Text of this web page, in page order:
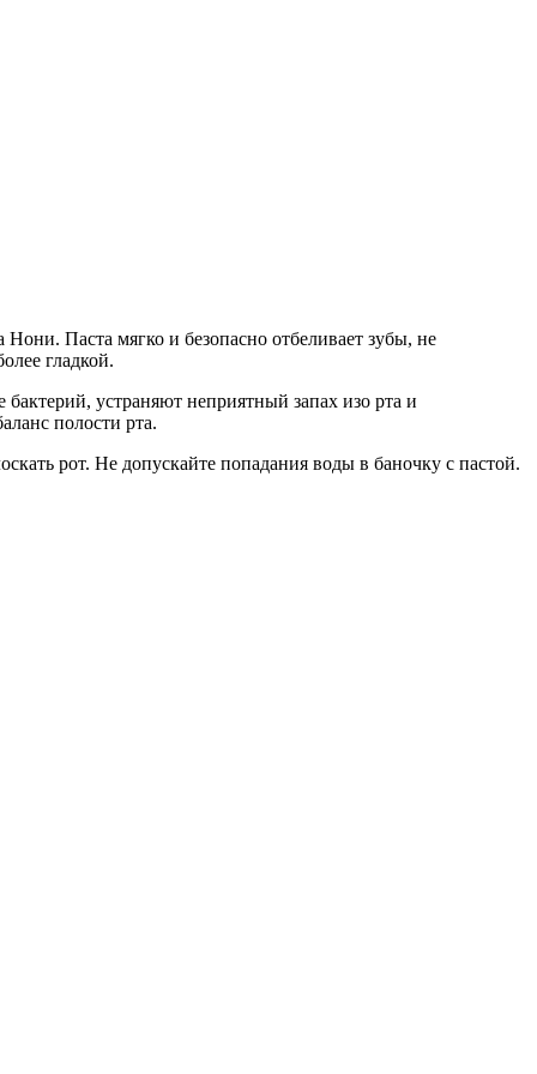
Паста мягко и безопасно отбеливает зубы, не
гладкой.
устраняют неприятный запах изо рта и
полости рта.
рот. Не допускайте попадания воды в баночку с пастой.